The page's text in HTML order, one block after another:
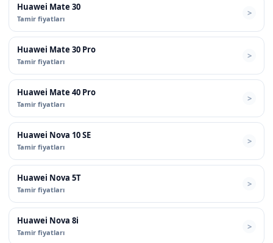
Huawei Mate 30
Tamir fiyatları
Huawei Mate 30 Pro
Tamir fiyatları
Huawei Mate 40 Pro
Tamir fiyatları
Huawei Nova 10 SE
Tamir fiyatları
Huawei Nova 5T
Tamir fiyatları
Huawei Nova 8i
Tamir fiyatları